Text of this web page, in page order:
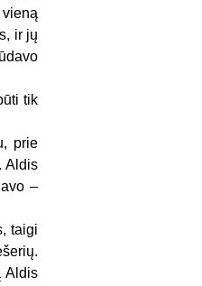
ir jų
tik
prie
Aldis
–
taigi
Aldis